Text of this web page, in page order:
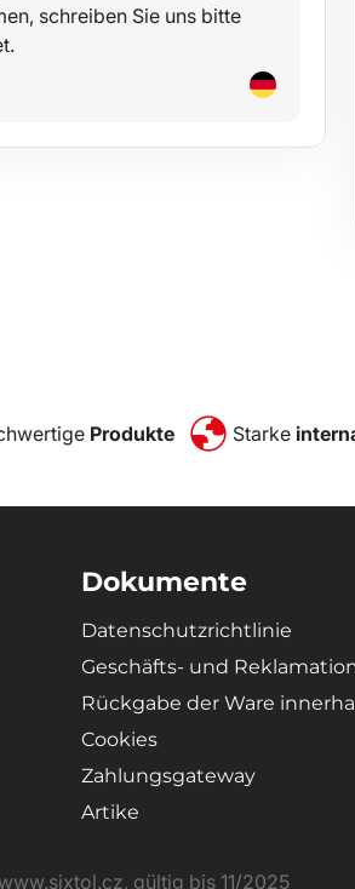
schreiben Sie uns bitte
Produkte Starke
Dokumente
Datenschutzrichtlinie
Geschäfts- und
Rückgabe der Ware
Cookies
Zahlungsgateway
Artike